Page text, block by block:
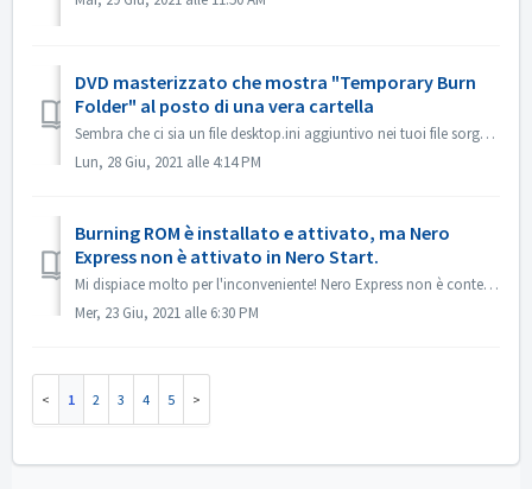
DVD masterizzato che mostra "Temporary Burn
Folder" al posto di una vera cartella
Sembra che ci sia un file desktop.ini aggiuntivo nei tuoi file sorgente. Explorer legge quel file e trova che questa particolare cartella ha un nome localiz...
Lun, 28 Giu, 2021 alle 4:14 PM
Burning ROM è installato e attivato, ma Nero
Express non è attivato in Nero Start.
Mi dispiace molto per l'inconveniente! Nero Express non è contenuto nel prodotto standalone Nero BurningRom. Nero Express è venduto nei negozi offline...
Mer, 23 Giu, 2021 alle 6:30 PM
1 2 3 4 5